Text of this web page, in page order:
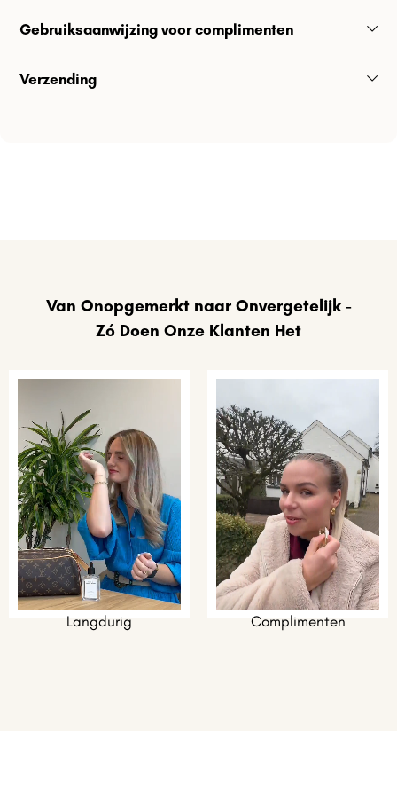
Gebruiksaanwijzing voor complimenten
Verzending
Van Onopgemerkt naar Onvergetelijk -
Zó Doen Onze Klanten Het
Langdurig Complimenten